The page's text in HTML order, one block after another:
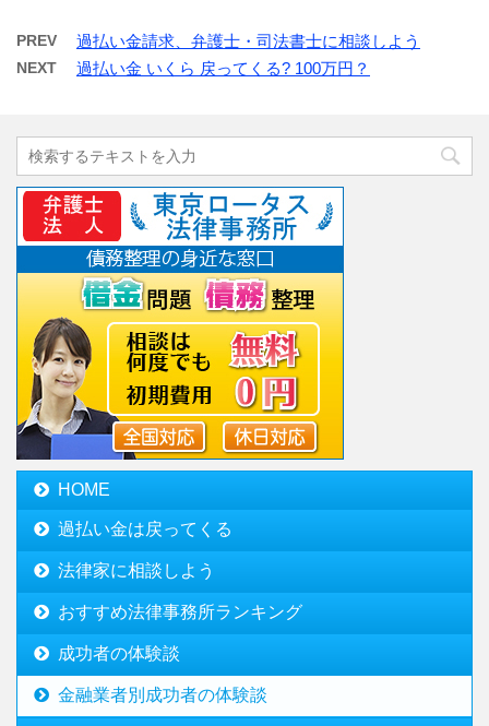
PREV 過払い金請求、弁護士・司法書士に相談しよう
NEXT 過払い金 いくら 戻ってくる? 100万円？
HOME
過払い金は戻ってくる
法律家に相談しよう
おすすめ法律事務所ランキング
成功者の体験談
金融業者別成功者の体験談